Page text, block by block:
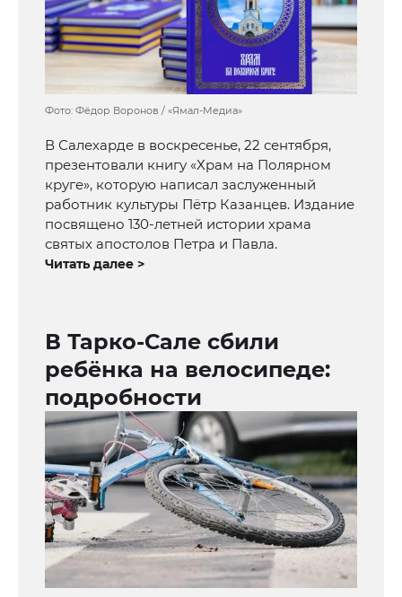
Фото: Фёдор Воронов / «Ямал-Медиа»
В Салехарде в воскресенье, 22 сентября,
презентовали книгу «Храм на Полярном
круге», которую написал заслуженный
работник культуры Пётр Казанцев. Издание
посвящено 130-летней истории храма
святых апостолов Петра и Павла.
Читать далее >
В Тарко-Сале сбили
ребёнка на велосипеде:
подробности